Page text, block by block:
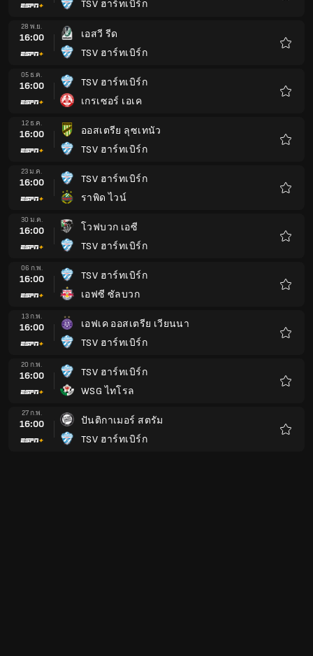
TSV ฮาร์ทเบิร์ก
28 พ.ย.
16:00
เอสวี รีด
TSV ฮาร์ทเบิร์ก
05 ธ.ค.
16:00
TSV ฮาร์ทเบิร์ก
เกรเซอร์ เอเค
12 ธ.ค.
16:00
ออสเตรีย ลุซเทนัว
TSV ฮาร์ทเบิร์ก
23 ม.ค.
16:00
TSV ฮาร์ทเบิร์ก
ราพิด ไวน์
30 ม.ค.
16:00
โวฟบวก เอซี
TSV ฮาร์ทเบิร์ก
06 ก.พ.
16:00
TSV ฮาร์ทเบิร์ก
เอฟซี ซัลบวก
13 ก.พ.
16:00
เอฟเค ออสเตรีย เวียนนา
TSV ฮาร์ทเบิร์ก
20 ก.พ.
16:00
TSV ฮาร์ทเบิร์ก
WSG ไทโรล
27 ก.พ.
16:00
ปันติกาเมอร์ สตรัม
TSV ฮาร์ทเบิร์ก